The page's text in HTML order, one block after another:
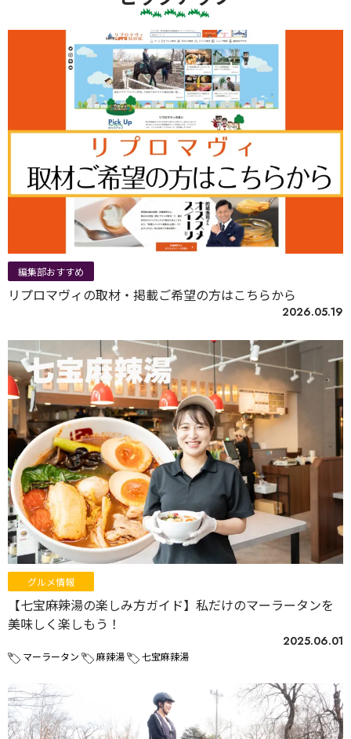
編集部おすすめ
リプロマヴィの取材・掲載ご希望の方はこちらから
2026.05.19
グルメ情報
【七宝麻辣湯の楽しみ方ガイド】私だけのマーラータンを
美味しく楽しもう！
2025.06.01
マーラータン 麻辣湯 七宝麻辣湯